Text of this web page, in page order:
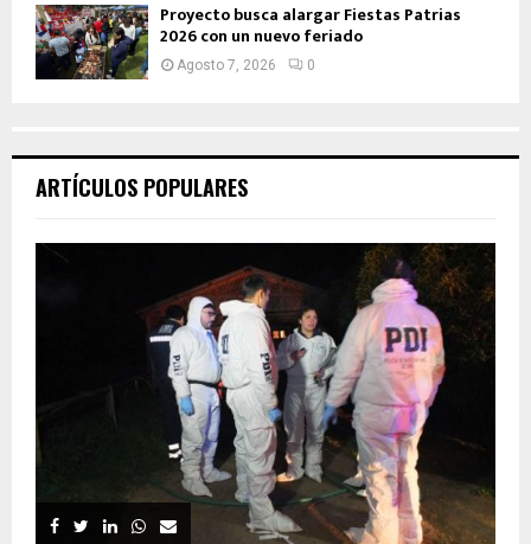
Proyecto busca alargar Fiestas Patrias
2026 con un nuevo feriado
Agosto 7, 2026 0
ARTÍCULOS POPULARES